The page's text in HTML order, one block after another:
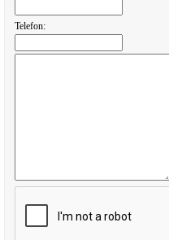
Telefon: